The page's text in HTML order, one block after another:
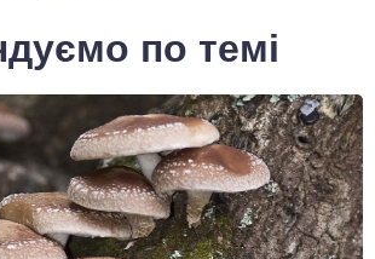
по темі